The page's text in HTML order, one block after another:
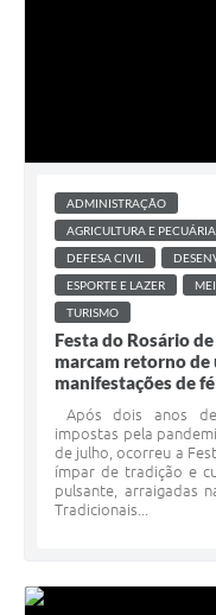
ADMINISTRAÇÃO
AGRICULTURA E PECUÁRIA
DEFESA CIVIL
ESPORTE E LAZER
TURISMO
Festa do Rosário
marcam retorno de
manifestações de
Após dois anos
impostas pela
de julho, ocorreu a
ímpar de tradição e
pulsante, arraigadas
Tradicionais...